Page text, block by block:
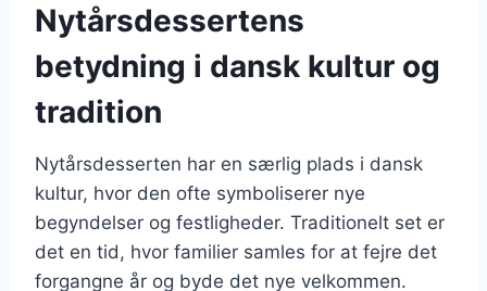
Nytårsdessertens
betydning i dansk kultur og
tradition
Nytårsdesserten har en særlig plads i dansk
kultur, hvor den ofte symboliserer nye
begyndelser og festligheder. Traditionelt set er
det en tid, hvor familier samles for at fejre det
forgangne år og byde det nye velkommen.